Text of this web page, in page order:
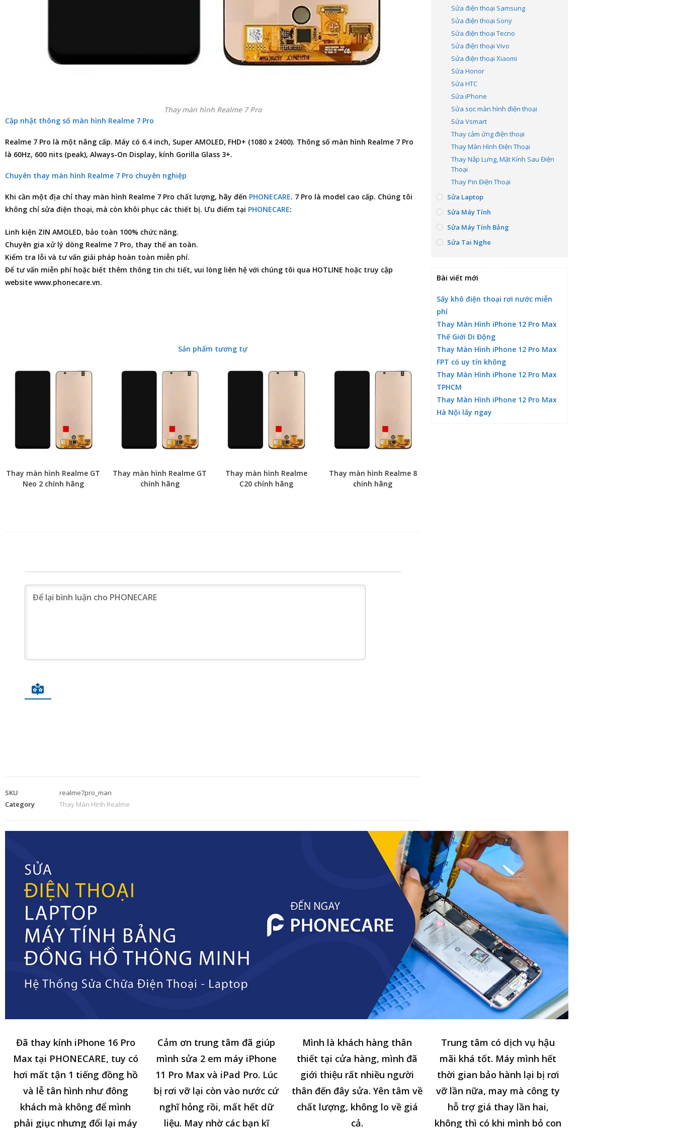
Thay màn hình Realme 7 Pro
Cập nhật thông số màn hình Realme 7 Pro
Realme 7 Pro là một nâng cấp. Máy có 6.4 inch, Super AMOLED, FHD+ (1080 x 2400). Thông số màn hình Realme 7 Pro
là 60Hz, 600 nits (peak), Always-On Display, kính Gorilla Glass 3+.
Chuyên thay màn hình Realme 7 Pro chuyên nghiệp
Khi cần một địa chỉ thay màn hình Realme 7 Pro chất lượng, hãy đến PHONECARE. 7 Pro là model cao cấp. Chúng tôi
không chỉ sửa điện thoại, mà còn khôi phục các thiết bị. Ưu điểm tại PHONECARE:
Linh kiện ZIN AMOLED, bảo toàn 100% chức năng.
Chuyên gia xử lý dòng Realme 7 Pro, thay thế an toàn.
Kiểm tra lỗi và tư vấn giải pháp hoàn toàn miễn phí.
Để tư vấn miễn phí hoặc biết thêm thông tin chi tiết, vui lòng liên hệ với chúng tôi qua HOTLINE hoặc truy cập
website www.phonecare.vn.
Sản phẩm tương tự
Thay màn hình Realme GT
Neo 2 chính hãng
Thay màn hình Realme GT
chính hãng
Thay màn hình Realme
C20 chính hãng
Thay màn hình Realme 8
chính hãng
SKU
realme7pro_man
Category
Thay Màn Hình Realme
Sửa điện thoại Samsung
Sửa điện thoại Sony
Sửa điện thoại Tecno
Sửa điện thoại Vivo
Sửa điện thoại Xiaomi
Sửa Honor
Sửa HTC
Sửa iPhone
Sửa sọc màn hình điện thoại
Sửa Vsmart
Thay cảm ứng điện thoại
Thay Màn Hình Điện Thoại
Thay Nắp Lưng, Mặt Kính Sau Điện
Thoại
Thay Pin Điện Thoại
Sửa Laptop
Sửa Máy Tính
Sửa Máy Tính Bảng
Sửa Tai Nghe
Bài viết mới
Sấy khô điện thoại rơi nước miễn
phí
Thay Màn Hình iPhone 12 Pro Max
Thế Giới Di Động
Thay Màn Hình iPhone 12 Pro Max
FPT có uy tín không
Thay Màn Hình iPhone 12 Pro Max
TPHCM
Thay Màn Hình iPhone 12 Pro Max
Hà Nội lấy ngay
Đã thay kính iPhone 16 Pro
Max tại PHONECARE, tuy có
hơi mất tận 1 tiếng đồng hồ
và lễ tân hình như đông
khách mà không để mình
phải giục nhưng đổi lại máy
Cảm ơn trung tâm đã giúp
mình sửa 2 em máy iPhone
11 Pro Max và iPad Pro. Lúc
bị rơi vỡ lại còn vào nước cứ
nghĩ hỏng rồi, mất hết dữ
liệu. May nhờ các bạn kĩ
Mình là khách hàng thân
thiết tại cửa hàng, mình đã
giới thiệu rất nhiều người
thân đến đây sửa. Yên tâm về
chất lượng, không lo về giá
cả.
Trung tâm có dịch vụ hậu
mãi khá tốt. Máy mình hết
thời gian bảo hành lại bị rơi
vỡ lần nữa, may mà công ty
hỗ trợ giá thay lần hai,
không thì có khi mình bỏ con